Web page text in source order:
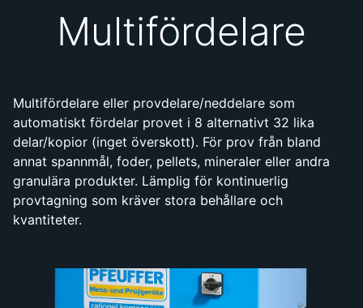
Multifördelare
Multifördelare eller provdelare/neddelare som
automatiskt fördelar provet i 8 alternativt 32 lika
delar/kopior (inget överskott). För prov från bland
annat spannmål, foder, pellets, mineraler eller andra
granulära produkter. Lämplig för kontinuerlig
provtagning som kräver stora behållare och
kvantiteter.